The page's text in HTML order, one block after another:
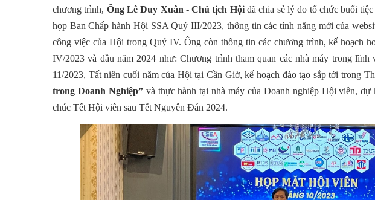
chương trình, Ông Lê Duy Xuân - Chủ tịch Hộiđã chia sẻ lý do tổ chức buổi
họp Ban Chấp hành Hội SSA Quý III/2023, thông tin các tính năng mới của
công việc của Hội trong Quý IV. Ông còn thông tin các chương trình, kế hoạch
IV/2023 và đầu năm 2024 như: Chương trình tham quan các nhà máy trong
11/2023, Tất niên cuối năm của Hội tại Cần Giờ, kế hoạch đào tạo sắp tới trong
trong Doanh Nghiệp”và thực hành tại nhà máy của Doanh nghiệp Hội viên,
chúc Tết Hội viên sau Tết Nguyên Đán 2024.